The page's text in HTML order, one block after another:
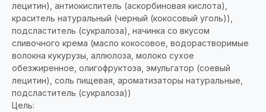
лецитин), антиокислитель (аскорбиновая кислота),
краситель натуральный (черный (кокосовый уголь)),
подсластитель (сукралоза), начинка со вкусом
сливочного крема (масло кокосовое, водорастворимые
волокна кукурузы, аллюлоза, молоко сухое
обезжиренное, олигофруктоза, эмульгатор (соевый
лецитин), соль пищевая, ароматизаторы натуральные,
подсластитель (сукралоза))
Цель: